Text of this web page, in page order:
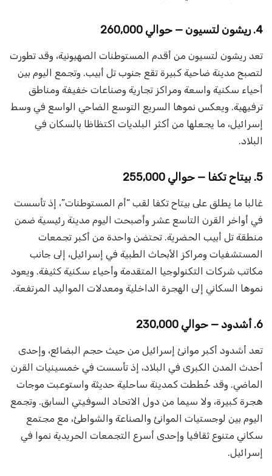
4. ريشون لتسيون — حوالي 260,000
تعد ريشون لتسيون من أقدم المستوطنات الصهيونية، وقد تطورت
لتصبح مدينة ضاحية كبيرة تقع جنوب تل أبيب. وتجمع اليوم بين
أحياء سكنية واسعة ومراكز تجارية وصناعات خفيفة ومناطق
ترفيهية. ويعكس نموها السريع التوسع الضاحي الواسع في وسط
إسرائيل، ما يجعلها من أكثر البلديات اكتظاظا بالسكان في
البلاد.
5. بيتاح تكفا — حوالي 255,000
غالبا ما يطلق على بيتاح تكفا لقب “أم المستوطنات”، إذ تأسست
في أواخر القرن التاسع عشر وأصبحت اليوم مدينة رئيسية ضمن
منطقة تل أبيب الحضرية. تحتضن واحدة من أكبر تجمعات
المستشفيات ومراكز الأبحاث الطبية في إسرائيل، إلى جانب
مكاتب شركات التكنولوجيا المتقدمة وأحياء سكنية كثيفة. ويعود
نموها السكاني إلى الهجرة الداخلية ومعدلات المواليد المرتفعة.
6. أشدود — حوالي 230,000
تعد أشدود أكبر موانئ إسرائيل من حيث حجم البضائع، وإحدى
أحدث المدن الكبرى في البلاد، إذ تأسست في خمسينيات القرن
الماضي. وقد خُططت كمدينة ساحلية حديثة واستوعبت موجات
هجرة كبيرة، ولا سيما من دول الاتحاد السوفيتي السابق. وتجمع
اليوم بين لوجستيات الموانئ والصناعة والشواطئ، مع مجتمع
سكاني متنوع ثقافيا وإحدى أسرع التجمعات الحريدية نموا في
إسرائيل.